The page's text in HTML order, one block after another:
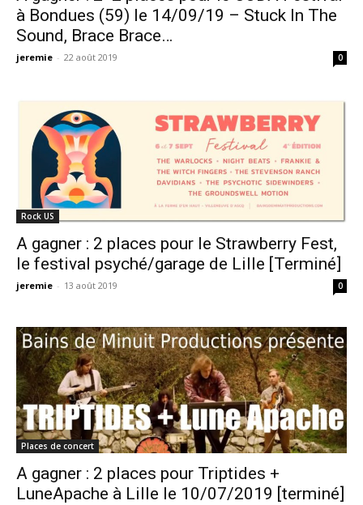
à Bondues (59) le 14/09/19 – Stuck In The
Sound, Brace Brace…
jeremie - 22 août 2019 0
Rock US
A gagner : 2 places pour le Strawberry Fest,
le festival psyché/garage de Lille [Terminé]
jeremie - 13 août 2019 0
Places de concert
A gagner : 2 places pour Triptides +
LuneApache à Lille le 10/07/2019 [terminé]